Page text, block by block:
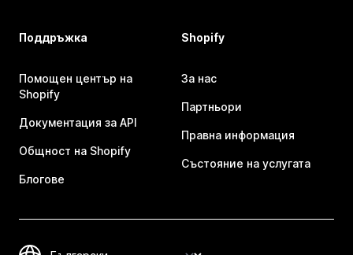
Поддръжка
Помощен център на
Shopify
Документация за API
Общност на Shopify
Блогове
Shopify
За нас
Партньори
Правна информация
Състояние на услугата